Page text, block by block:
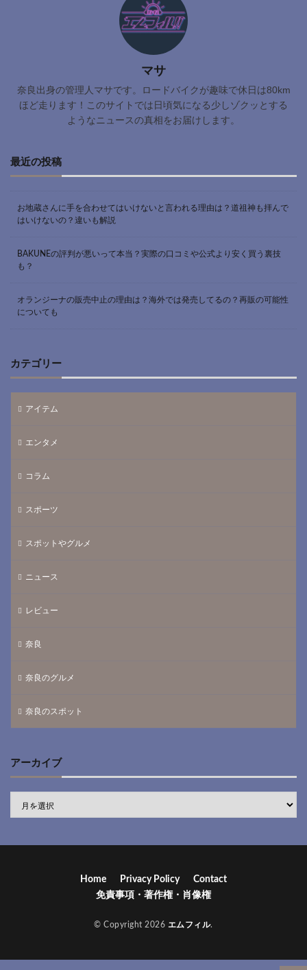
マサ
奈良出身の管理人マサです。ロードバイクが趣味で休日は80km
ほど走ります！このサイトでは日頃気になる少しゾクッとする
ようなニュースの真相をお届けします。
最近の投稿
お地蔵さんに手を合わせてはいけないと言われる理由は？道祖神も拝んで
はいけないの？違いも解説
BAKUNEの評判が悪いって本当？実際の口コミや公式より安く買う裏技
も？
オランジーナの販売中止の理由は？海外では発売してるの？再販の可能性
についても
カテゴリー
アイテム
エンタメ
コラム
スポーツ
スポットやグルメ
ニュース
レビュー
奈良
奈良のグルメ
奈良のスポット
アーカイブ
Home Privacy Policy
Contact
免責事項・著作権・肖像権
© Copyright 2026 エムフィル.